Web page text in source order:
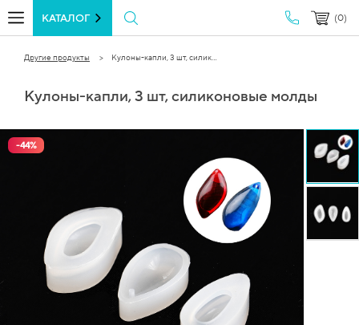
КАТАЛОГ (0)
Другие продукты Кулоны-капли, 3 шт, силик...
Кулоны-капли, 3 шт, силиконовые молды
-44%